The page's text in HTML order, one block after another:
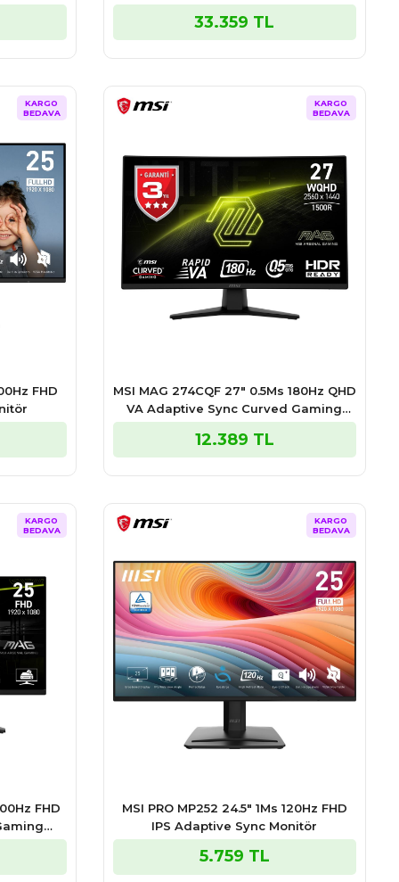
Gaming Monitör
33.359 TL
FHD
KARGO
BEDAVA
MSI MAG 274CQF 27″ 0.5Ms 180Hz QHD
VA Adaptive Sync Curved Gaming
Monitör
12.389 TL
KARGO
BEDAVA
FHD
KARGO
BEDAVA
MSI PRO MP252 24.5″ 1Ms 120Hz FHD
IPS Adaptive Sync Monitör
5.759 TL
KARGO
BEDAVA